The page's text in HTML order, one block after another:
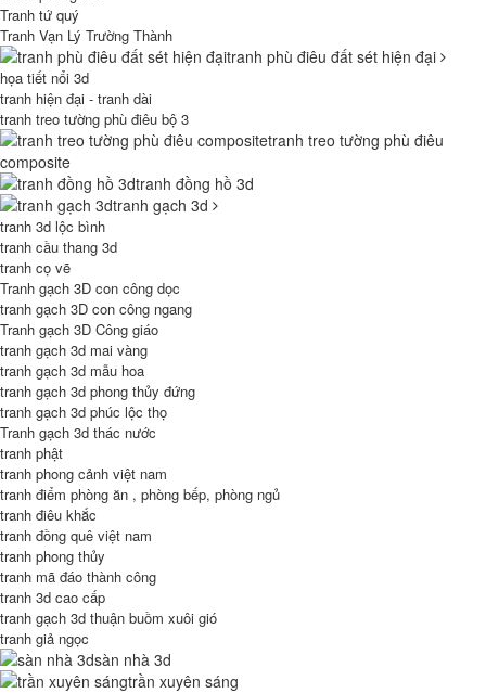
Tranh tứ quý
Tranh Vạn Lý Trường Thành
tranh phù điêu đất sét hiện đại
họa tiết nổi 3d
tranh hiện đại - tranh dài
tranh treo tường phù điêu bộ 3
tranh treo tường phù điêu
composite
tranh đồng hồ 3d
tranh gạch 3d
tranh 3d lộc bình
tranh cầu thang 3d
tranh cọ vẽ
Tranh gạch 3D con công dọc
tranh gạch 3D con công ngang
Tranh gạch 3D Công giáo
tranh gạch 3d mai vàng
tranh gạch 3d mẫu hoa
tranh gạch 3d phong thủy đứng
tranh gạch 3d phúc lộc thọ
Tranh gạch 3d thác nước
tranh phật
tranh phong cảnh việt nam
tranh điểm phòng ăn , phòng bếp, phòng ngủ
tranh điêu khắc
tranh đồng quê việt nam
tranh phong thủy
tranh mã đáo thành công
tranh 3d cao cấp
tranh gạch 3d thuận buồm xuôi gió
tranh giả ngọc
sàn nhà 3d
trần xuyên sáng